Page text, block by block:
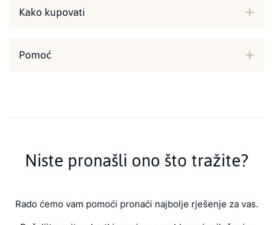
Kako kupovati
Pomoć
Niste pronašli ono što tražite?
Rado ćemo vam pomoći pronaći najbolje rješenje za vas.